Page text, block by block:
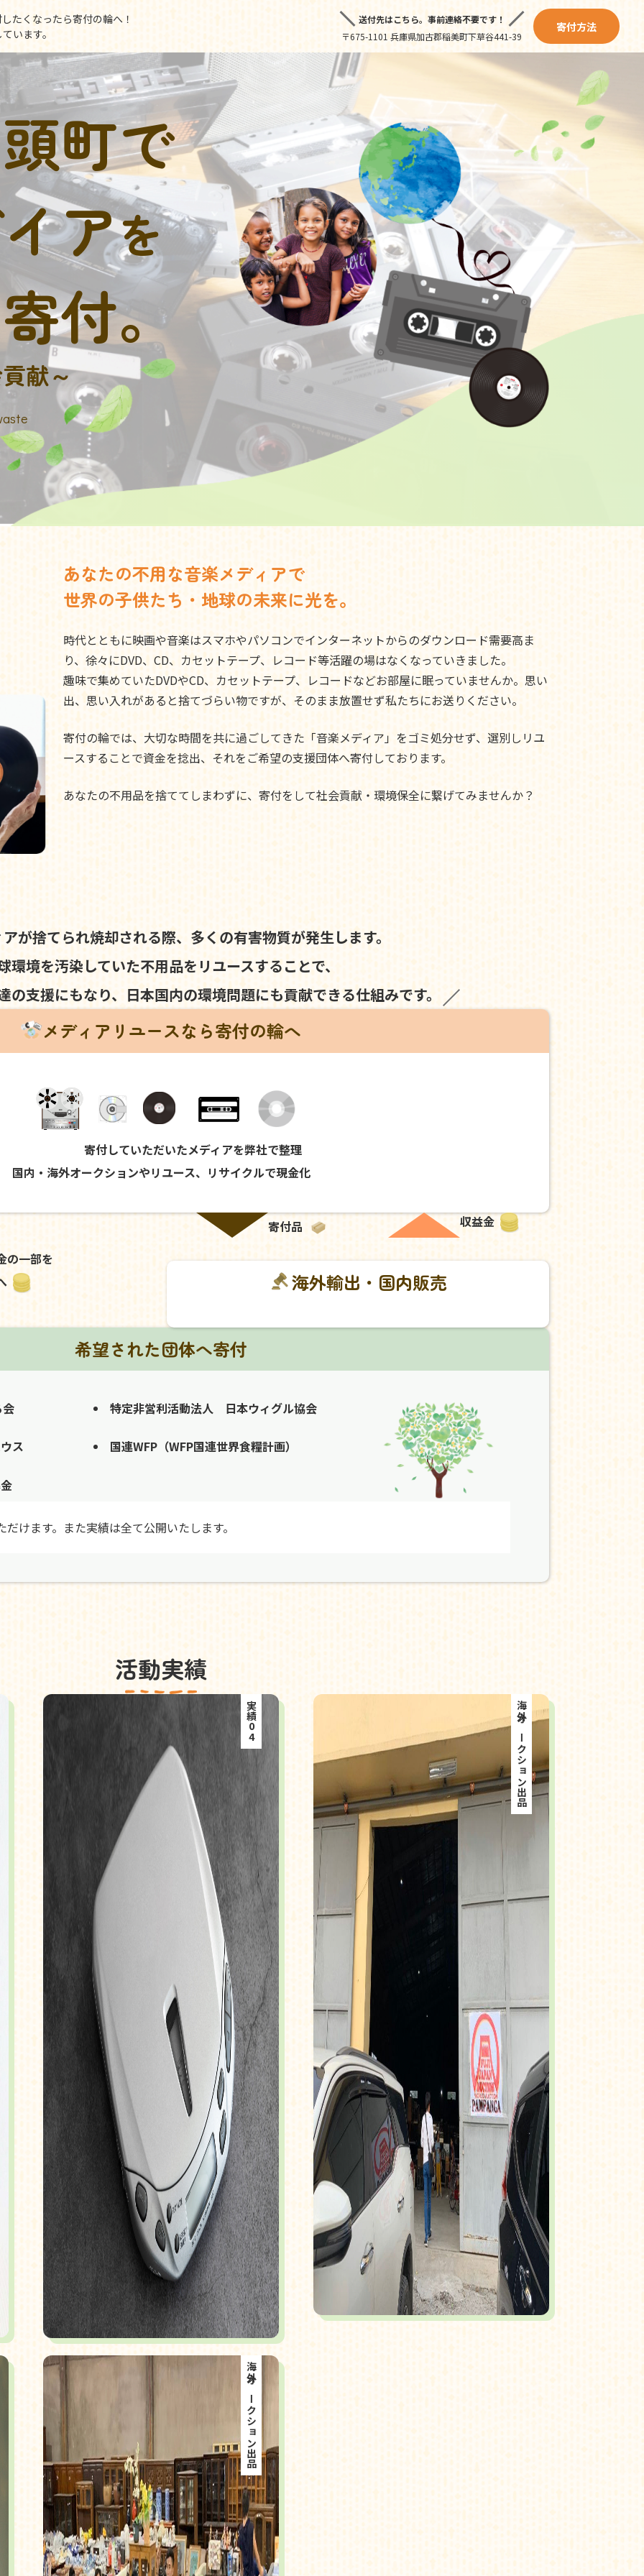
たくなったら寄付の輪へ！
います。
送付先はこちら。 事前連絡不要です！
〒675-1101 兵庫県加古郡稲美町下草谷441-39
寄付方法
町で
アを
付。
献～
あなたの不用な音楽メディアで
世界の子供たち・地球の未来に光を。
時代とともに映画や音楽はスマホやパソコンでインターネットからのダウンロード需要高ま
り、徐々にDVD、CD、カセットテープ、レコード等活躍の場はなくなっていきました。
趣味で集めていたDVDやCD、カセットテープ、レコードなどお部屋に眠っていませんか。思い
出、思い入れがあると捨てづらい物ですが、そのまま放置せず私たちにお送りください。
寄付の輪では、大切な時間を共に過ごしてきた「音楽メディア」をゴミ処分せず、選別しリユ
ースすることで資金を捻出、それをご希望の支援団体へ寄付しております。
あなたの不用品を捨ててしまわずに、寄付をして社会貢献・環境保全に繋げてみませんか？
が捨てられ焼却される際、 多くの有害物質が発生します。
環境を汚染していた不用品を リユースすることで、
支援にもなり、 日本国内の環境問題にも貢献できる仕組みです。
メディアリユースなら寄付の輪へ
寄付していただいたメディアを弊社で整理
国内・海外オークションやリユース、リサイクルで現金化
の一部を
寄付品 収益金
海外輸出・国内販売
希望された団体へ寄付
特定非営利活動法人 日本ウィグル協会
ス 国連WFP（WFP国連世界食糧計画）
けます。また実績は全て公開いたします。
活動実績
実績04 海外オークション出品
海外オークション出品